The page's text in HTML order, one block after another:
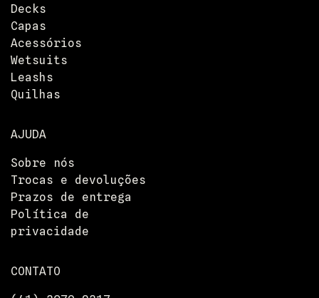
Decks
Capas
Acessórios
Wetsuits
Leashs
Quilhas
AJUDA
Sobre nós
Trocas e devoluções
Prazos de entrega
Política de
privacidade
CONTATO